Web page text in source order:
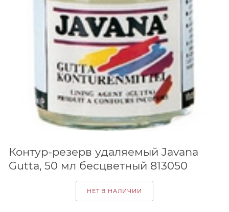
Контур-резерв удаляемый Javana
Gutta, 50 мл бесцветный 813050
НЕТ В НАЛИЧИИ